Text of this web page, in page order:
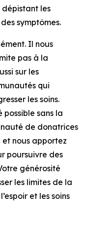
dépistant les
symptômes.
Il nous
pas à la
sur les
qui
les soins.
possible sans la
de donatrices
et nous apportez
poursuivre des
générosité
les limites de la
et les soins